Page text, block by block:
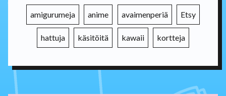
amigurumeja anime avaimenperiä Etsy
hattuja käsitöitä kawaii kortteja